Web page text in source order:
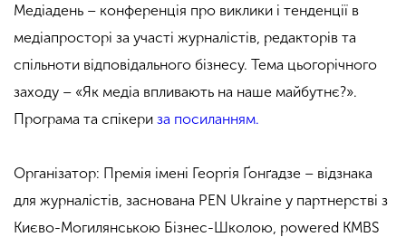
Медіадень – конференція про виклики і тенденції в
медіапросторі за участі журналістів, редакторів та
спільноти відповідального бізнесу. Тема цьогорічного
заходу – «Як медіа впливають на наше майбутнє?».
Програма та спікери за посиланням.
Організатор: Премія імені Георгія Ґонґадзе – відзнака
для журналістів, заснована PEN Ukraine у партнерстві з
Києво-Могилянською Бізнес-Школою, powered KMBS